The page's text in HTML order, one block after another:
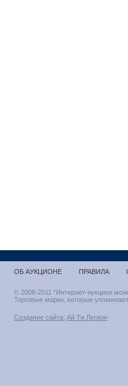
ОБ АУКЦИОНЕ ПРАВИЛА
© 2008-2011 "Интернет-аукцион
Торговые марки, которые
Создание сайта: Ай Ти Легион